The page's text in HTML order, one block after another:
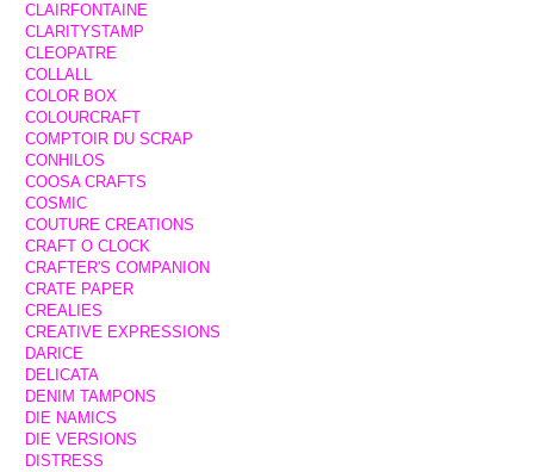
CLAIRFONTAINE
CLARITYSTAMP
CLEOPATRE
COLLALL
COLOR BOX
COLOURCRAFT
COMPTOIR DU SCRAP
CONHILOS
COOSA CRAFTS
COSMIC
COUTURE CREATIONS
CRAFT O CLOCK
CRAFTER'S COMPANION
CRATE PAPER
CREALIES
CREATIVE EXPRESSIONS
DARICE
DELICATA
DENIM TAMPONS
DIE NAMICS
DIE VERSIONS
DISTRESS